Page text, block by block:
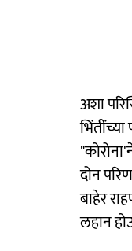
अशा
दोन
बाहेर
लहान